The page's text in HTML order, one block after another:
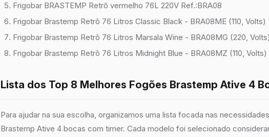
Frigobar BRASTEMP Retrô vermelho 76L 220V Ref.:BRA08
Frigobar Brastemp Retrô 76 Litros Classic Black - BRA08ME (110, Volts)
Frigobar Brastemp Retrô 76 Litros Marsala Wine - BRA08MG (220, Volts)
Frigobar Brastemp Retrô 76 Litros Midnight Blue - BRA08MZ (110, Volts)
Lista dos Top 8 Melhores Fogões Brastemp Ative 4
Para ajudar na sua escolha, organizamos uma lista focada nas
Brastemp Ative 4 bocas com timer. Cada modelo foi selecionado